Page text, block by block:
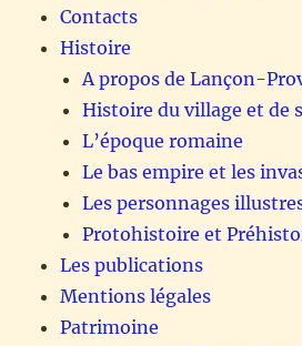
Contacts
Histoire
A propos de Lançon-
Histoire du village et de
L’époque romaine
Le bas empire et les
Les personnages
Protohistoire et
Les publications
Mentions légales
Patrimoine